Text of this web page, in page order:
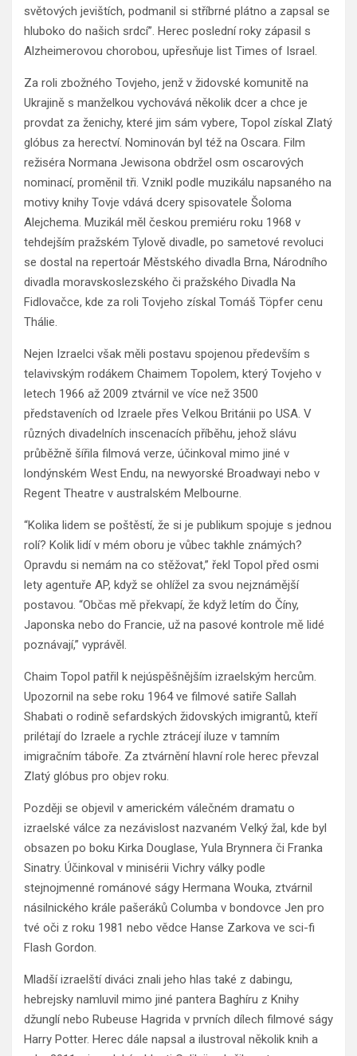
světových jevištích, podmanil si stříbrné plátno a zapsal se
hluboko do našich srdcí”. Herec poslední roky zápasil s
Alzheimerovou chorobou, upřesňuje list Times of Israel.
Za roli zbožného Tovjeho, jenž v židovské komunitě na
Ukrajině s manželkou vychovává několik dcer a chce je
provdat za ženichy, které jim sám vybere, Topol získal Zlatý
glóbus za herectví. Nominován byl též na Oscara. Film
režiséra Normana Jewisona obdržel osm oscarových
nominací, proměnil tři. Vznikl podle muzikálu napsaného na
motivy knihy Tovje vdává dcery spisovatele Šoloma
Alejchema. Muzikál měl českou premiéru roku 1968 v
tehdejším pražském Tylově divadle, po sametové revoluci
se dostal na repertoár Městského divadla Brna, Národního
divadla moravskoslezského či pražského Divadla Na
Fidlovačce, kde za roli Tovjeho získal Tomáš Töpfer cenu
Thálie.
Nejen Izraelci však měli postavu spojenou především s
telavivským rodákem Chaimem Topolem, který Tovjeho v
letech 1966 až 2009 ztvárnil ve více než 3500
představeních od Izraele přes Velkou Británii po USA. V
různých divadelních inscenacích příběhu, jehož slávu
průběžně šířila filmová verze, účinkoval mimo jiné v
londýnském West Endu, na newyorské Broadwayi nebo v
Regent Theatre v australském Melbourne.
“Kolika lidem se poštěstí, že si je publikum spojuje s jednou
rolí? Kolik lidí v mém oboru je vůbec takhle známých?
Opravdu si nemám na co stěžovat,” řekl Topol před osmi
lety agentuře AP, když se ohlížel za svou nejznámější
postavou. “Občas mě překvapí, že když letím do Číny,
Japonska nebo do Francie, už na pasové kontrole mě lidé
poznávají,” vyprávěl.
Chaim Topol patřil k nejúspěšnějším izraelským hercům.
Upozornil na sebe roku 1964 ve filmové satiře Sallah
Shabati o rodině sefardských židovských imigrantů, kteří
prilétají do Izraele a rychle ztrácejí iluze v tamním
imigračním táboře. Za ztvárnění hlavní role herec převzal
Zlatý glóbus pro objev roku.
Později se objevil v americkém válečném dramatu o
izraelské válce za nezávislost nazvaném Velký žal, kde byl
obsazen po boku Kirka Douglase, Yula Brynnera či Franka
Sinatry. Účinkoval v minisérii Vichry války podle
stejnojmenné románové ságy Hermana Wouka, ztvárnil
násilnického krále pašeráků Columba v bondovce Jen pro
tvé oči z roku 1981 nebo vědce Hanse Zarkova ve sci-fi
Flash Gordon.
Mladší izraelští diváci znali jeho hlas také z dabingu,
hebrejsky namluvil mimo jiné pantera Baghíru z Knihy
džunglí nebo Rubeuse Hagrida v prvních dílech filmové ságy
Harry Potter. Herec dále napsal a ilustroval několik knih a